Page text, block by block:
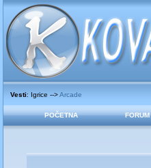
Vesti: Igrice -->Arcade
POČETNA FORUM